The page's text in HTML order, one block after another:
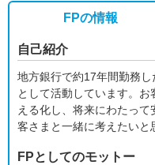
FPの情報
自己紹介
地方銀行で約17年間勤務
として活動しています。
える化し、将来にわたっ
客さまと一緒に考えたいと
FPとしてのモットー